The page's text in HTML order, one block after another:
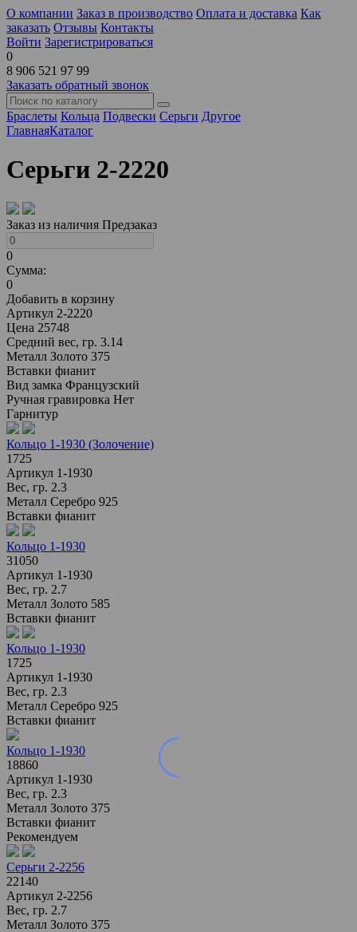
О компании Заказ в производство Оплата и доставка Как
заказать Отзывы Контакты
Войти Зарегистрироваться
0
8 906 521 97 99
Заказать обратный звонок
Браслеты Кольца Подвески Серьги Другое
ГлавнаяКаталог
Серьги 2-2220
Заказ из наличия Предзаказ
0
Сумма:
0
Добавить в корзину
Артикул 2-2220
Цена 25748
Средний вес, гр. 3.14
Металл Золото 375
Вставки фианит
Вид замка Французский
Ручная гравировка Нет
Гарнитур
Кольцо 1-1930 (Золочение)
1725
Артикул 1-1930
Вес, гр. 2.3
Металл Серебро 925
Вставки фианит
Кольцо 1-1930
31050
Артикул 1-1930
Вес, гр. 2.7
Металл Золото 585
Вставки фианит
Кольцо 1-1930
1725
Артикул 1-1930
Вес, гр. 2.3
Металл Серебро 925
Вставки фианит
Кольцо 1-1930
18860
Артикул 1-1930
Вес, гр. 2.3
Металл Золото 375
Вставки фианит
Рекомендуем
Серьги 2-2256
22140
Артикул 2-2256
Вес, гр. 2.7
Металл Золото 375